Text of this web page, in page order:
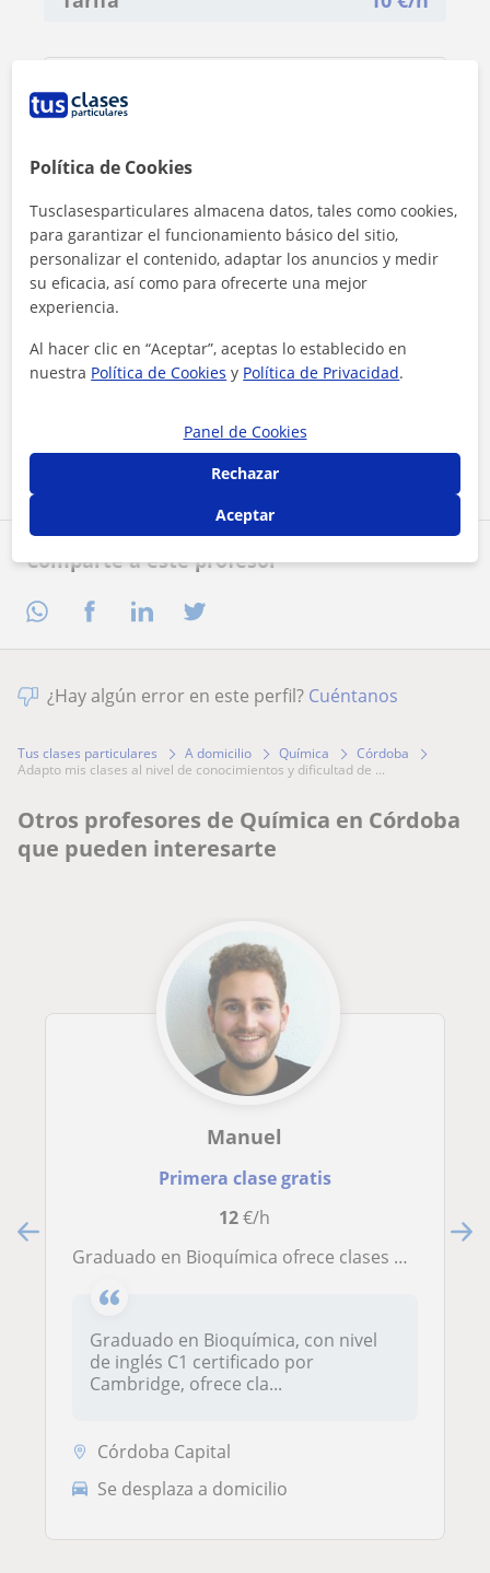
Comparte a este profesor
Al hacer clic, aceptas nuestroaviso legaly deprivacidad
Contactar ahora
¿Hay algún error en este perfil? Cuéntanos
Tus clases particulares A domicilio Química
Córdoba
adapto mis clases al nivel de conocimientos y dificultad de ...
Otros profesores de Química en Córdoba
que pueden interesarte
Manuel
Primera clase gratis
12€/h
Graduado en Bioquímica ofrece clases particulares de Química, Biología e Inglés. Niveles desde ESO hasta Universidad
Graduado en Bioquímica, con nivel
de inglés C1 certificado por
Cambridge, ofrece cla...
Córdoba Capital
Se desplaza a domicilio
Política de Cookies
Tusclasesparticulares almacena datos, tales como cookies,
para garantizar el funcionamiento básico del sitio,
personalizar el contenido, adaptar los anuncios y medir
su eficacia, así como para ofrecerte una mejor
experiencia.
Al hacer clic en “Aceptar”, aceptas lo establecido en
nuestra Política de Cookies y Política de Privacidad.
Panel de Cookies
Rechazar
Aceptar